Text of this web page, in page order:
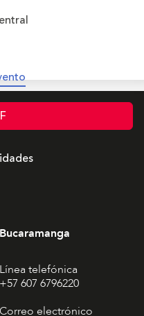
Bucaramanga
Línea telefónica
+57 607 6796220
Correo electrónico